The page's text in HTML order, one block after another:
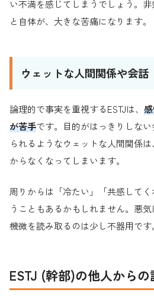
い不満を感じてしまうでしょう。
と自体が、大きな苦痛になります。
ウェットな人間関係や会話
論理的で事実を重視するESTJは、
が苦手です。目的がはっきりしな
られるようなウェットな人間関係
からなくなってしまいます。
周りからは「冷たい」「共感して
うこともあるかもしれません。悪
機微を読み取るのは少し不器用です。
ESTJ (幹部)の他人からの